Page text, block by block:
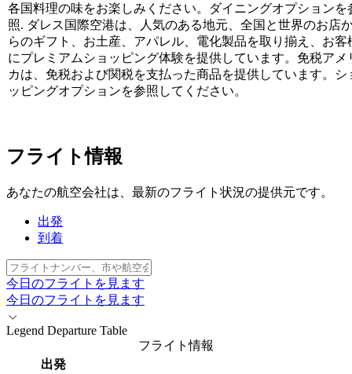
各国料理の味をお楽しみください。ダイニングオプションを
照. ダレス国際空港は、人気のある地元、全国と世界のお店
らのギフト、お土産、アパレル、電化製品を取り揃え、お客
にプレミアムショッピング体験を提供しています。免税アメ
カは、免税および関税を支払った商品を提供しています。シ
ッピングオプションを参照してください。
フライト情報
あなたの航空会社は、最新のフライト状況の提供元です。
出発
到着
フ
ラ
イ
ト
ナ
今日のフライトを見ます
今日のフライトを見ます
Legend Departure Table
フライト情報
出発